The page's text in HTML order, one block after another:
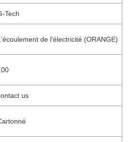
Tech
de l'électricité (ORANGE)
us